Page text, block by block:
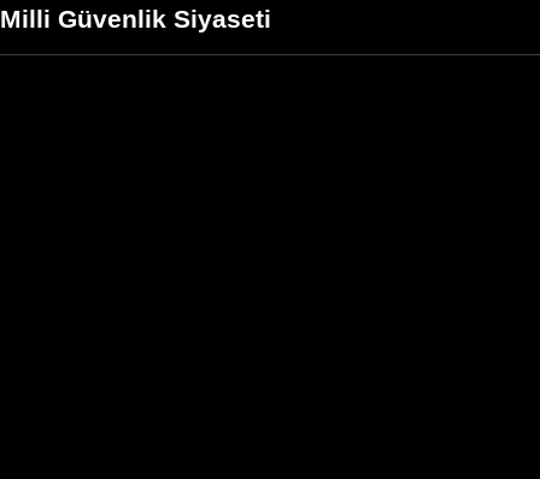
Milli Güvenlik Siyaseti